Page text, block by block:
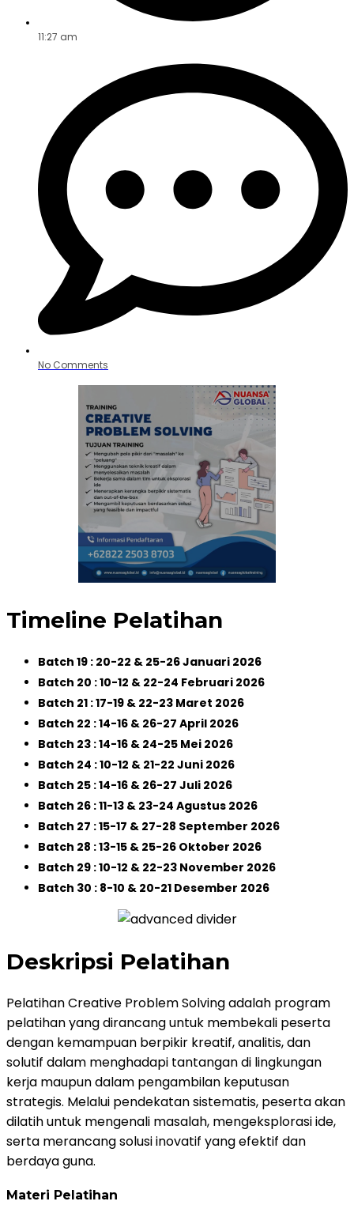
11:27 am
No Comments
Timeline Pelatihan
Batch 19 : 20-22 & 25-26 Januari 2026
Batch 20 : 10-12 & 22-24 Februari 2026
Batch 21 : 17-19 & 22-23 Maret 2026
Batch 22 : 14-16 & 26-27 April 2026
Batch 23 : 14-16 & 24-25 Mei 2026
Batch 24 : 10-12 & 21-22 Juni 2026
Batch 25 : 14-16 & 26-27 Juli 2026
Batch 26 : 11-13 & 23-24 Agustus 2026
Batch 27 : 15-17 & 27-28 September 2026
Batch 28 : 13-15 & 25-26 Oktober 2026
Batch 29 : 10-12 & 22-23 November 2026
Batch 30 : 8-10 & 20-21 Desember 2026
Deskripsi Pelatihan
Pelatihan Creative Problem Solving adalah program
pelatihan yang dirancang untuk membekali peserta
dengan kemampuan berpikir kreatif, analitis, dan
solutif dalam menghadapi tantangan di lingkungan
kerja maupun dalam pengambilan keputusan
strategis. Melalui pendekatan sistematis, peserta akan
dilatih untuk mengenali masalah, mengeksplorasi ide,
serta merancang solusi inovatif yang efektif dan
berdaya guna.
Materi Pelatihan